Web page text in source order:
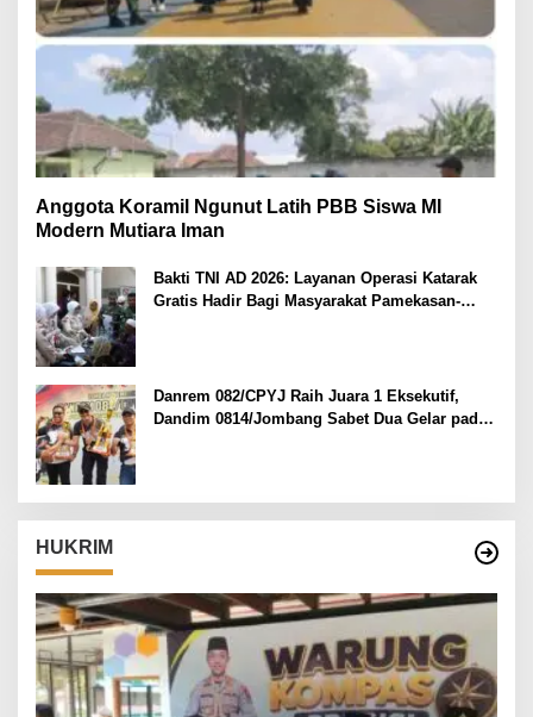
Anggota Koramil Ngunut Latih PBB Siswa MI
Modern Mutiara Iman
Bakti TNI AD 2026: Layanan Operasi Katarak
Gratis Hadir Bagi Masyarakat Pamekasan-
Danrem 082/CPYJ Raih Juara 1 Eksekutif,
Dandim 0814/Jombang Sabet Dua Gelar pada
HUKRIM